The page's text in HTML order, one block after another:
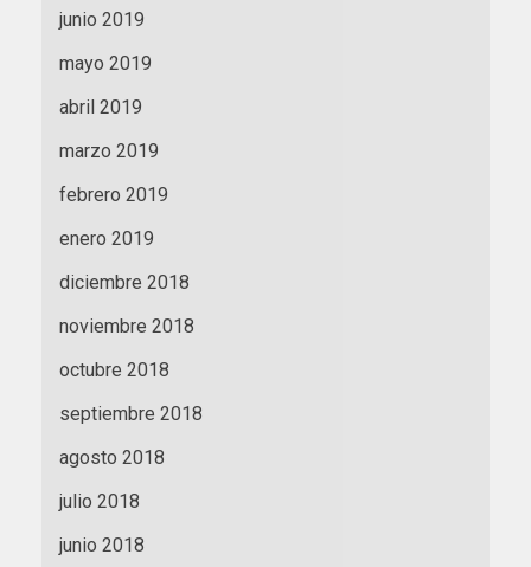
junio 2019
mayo 2019
abril 2019
marzo 2019
febrero 2019
enero 2019
diciembre 2018
noviembre 2018
octubre 2018
septiembre 2018
agosto 2018
julio 2018
junio 2018